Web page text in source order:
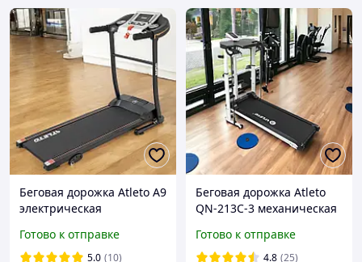
Беговая дорожка Atleto A9
электрическая
профессиональная для
дома с углом наклона
Готово к отправке
5.0 (10)
Беговая дорожка Atleto
QN-213C-3 механическая
дома складная с углом
наклона
Готово к отправке
4.8 (25)